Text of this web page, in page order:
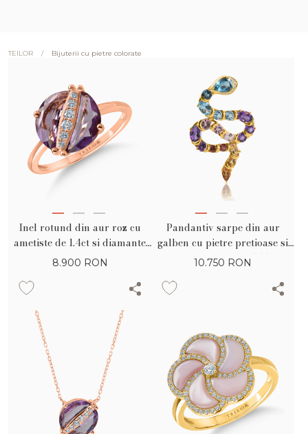
TEILOR / Bijuterii cu pietre colorate
Inel rotund din aur roz cu
ametiste de 1.4ct si diamante
de 0.08ct
8.900 RON
Pandantiv sarpe din aur
galben cu pietre pretioase si
semipretioase de 5.55ct
10.750 RON